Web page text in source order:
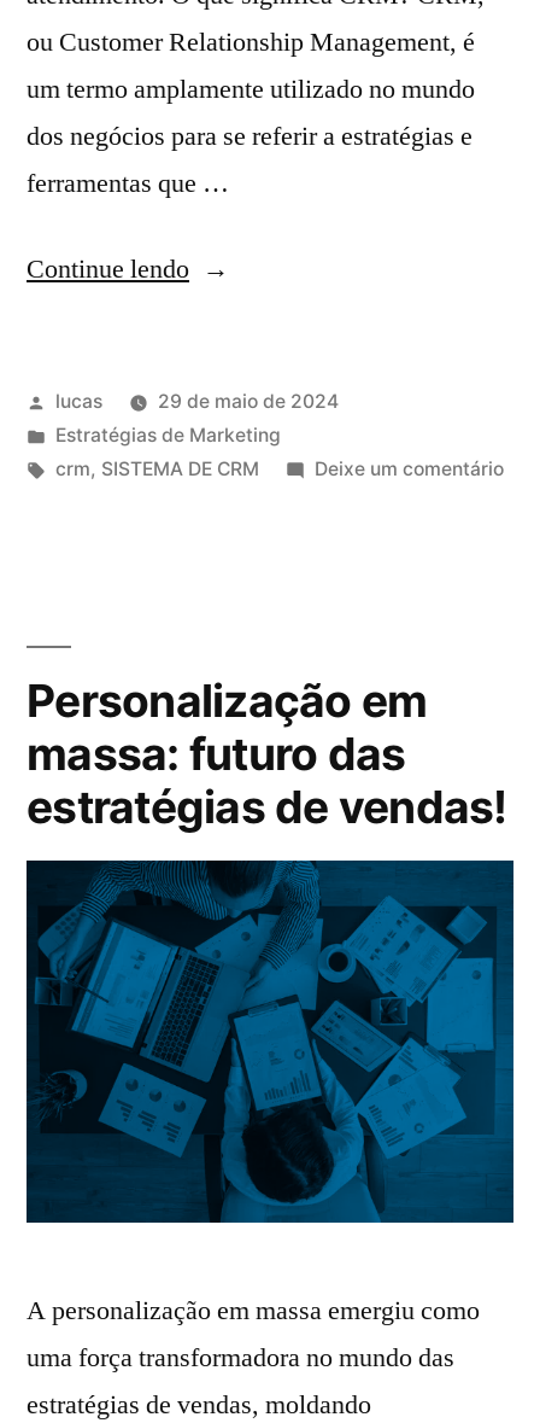
ou Customer Relationship Management, é
um termo amplamente utilizado no mundo
dos negócios para se referir a estratégias e
ferramentas que …
Continue lendo
lucas
29 de maio de 2024
Estratégias de Marketing
crm, SISTEMA DE CRM Deixe um comentário
Personalização em
massa: futuro das
estratégias de vendas!
A personalização em massa emergiu como
uma força transformadora no mundo das
estratégias de vendas, moldando